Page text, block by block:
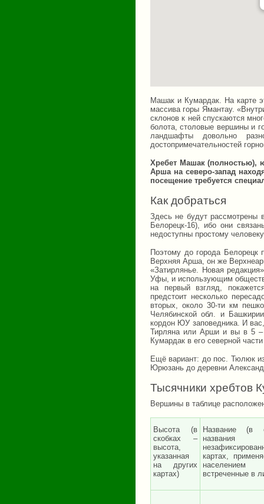
Машак и Кумардак. На карте
массива горы Ямантау.
склонов к ней спускаются
болота, столовые вершины и
ландшафты довольно
достопримечательностей
Хребет Машак (полностью),
Арша на северо-запад
посещение требуется
Как добраться
Здесь не будут рассмотрены
Белорецк-16), ибо они
недоступны простому
Поэтому до города Белорецк
Верхняя Арша, он же
«Затирлянье. Новая
Уфы, и использующим
на первый взгляд,
предстоит несколько
вторых, около 30-ти км
Челябинской обл. и
кордон ЮУ заповедника. И
Тирляна или Арши и вы в 5 –
Кумардак в его северной
Ещё вариант: до пос. Тюлюк
Юрюзань до деревни
Тысячники хребтов
Вершины в таблице
Высота (в
скобках –
высота,
указанная
на других
картах)
Название (в
названия
картах,
встреченные в